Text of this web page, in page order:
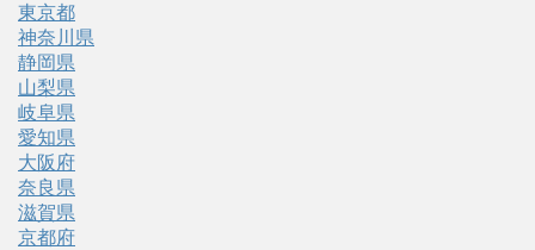
東京都
神奈川県
静岡県
山梨県
岐阜県
愛知県
大阪府
奈良県
滋賀県
京都府